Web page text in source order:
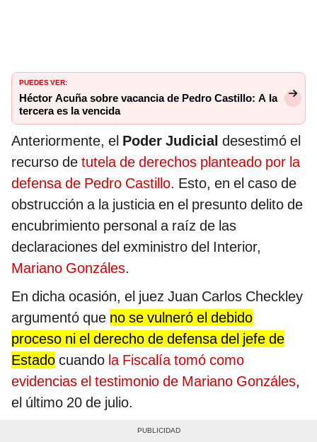
PUEDES VER:
Héctor Acuña sobre vacancia de Pedro Castillo: A la
tercera es la vencida
Anteriormente, el Poder Judicial desestimó el
recurso de tutela de derechos planteado por la
defensa de Pedro Castillo. Esto, en el caso de
obstrucción a la justicia en el presunto delito de
encubrimiento personal a raíz de las
declaraciones del exministro del Interior,
Mariano Gonzáles.
En dicha ocasión, el juez Juan Carlos Checkley
argumentó que no se vulneró el debido
proceso ni el derecho de defensa del jefe de
Estado cuando la Fiscalía tomó como
evidencias el testimonio de Mariano Gonzáles,
el último 20 de julio.